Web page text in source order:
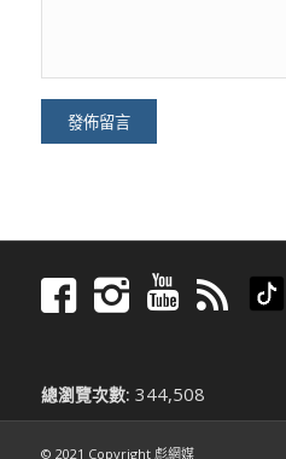
總瀏覽次數: 344,508
© 2021 Copyright 彪網媒